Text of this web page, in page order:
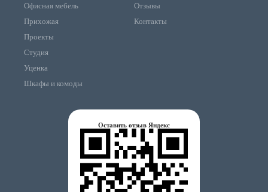
Офисная мебель
Прихожая
Проекты
Студия
Уценка
Шкафы и комоды
Отзывы
Контакты
Оставить отзыв Яндекс